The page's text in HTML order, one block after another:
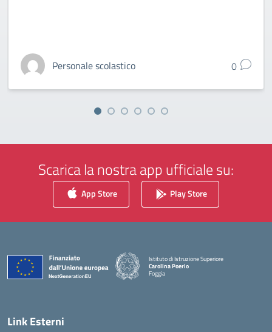
Personale scolastico 0
Scarica la nostra app ufficiale su:
App Store Play Store
Istituto di Istruzione Superiore
Carolina Poerio
Foggia
— Visita la pagina iniziale della scuola
Link Esterni